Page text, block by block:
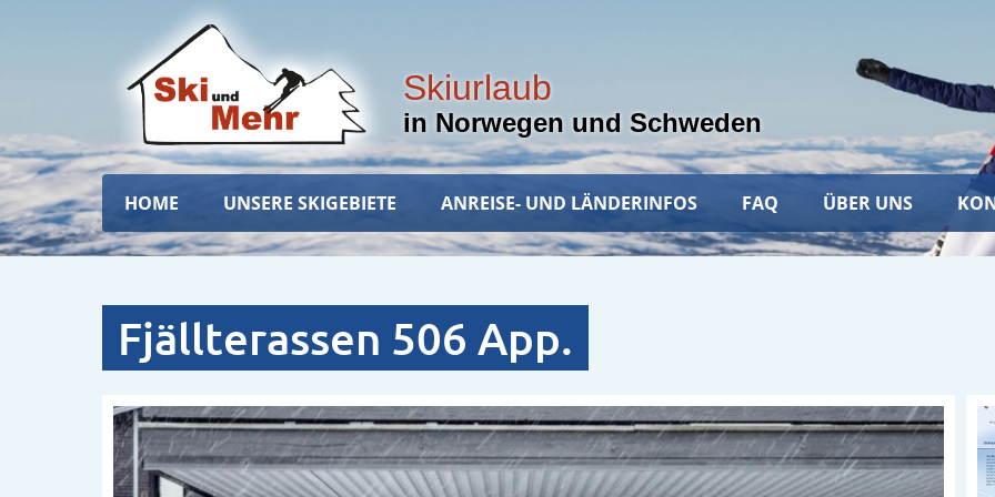
Skiurlaub
in Norwegen und Schweden
Hauptnavigation
HOME UNSERE SKIGEBIETE ANREISE- UND LÄNDERINFOS FAQ ÜBER UNS
Fjällterassen 506 App.